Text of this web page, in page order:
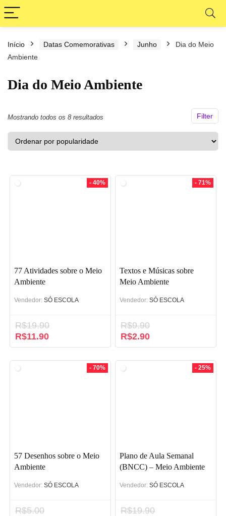
Início Datas Comemorativas Junho
Dia do Meio
Ambiente
Dia do Meio Ambiente
Filter
Mostrando todos os 8 resultados
por
- 40%
77 Atividades sobre o Meio
Ambiente
Vendedor: SÓ ESCOLA
R$19.90
O
preço
R$11.90O
preço
- 71%
Textos e Músicas sobre
Meio Ambiente
Vendedor: SÓ ESCOLA
R$9.90
O
preço
R$2.90O
preço
- 70%
57 Desenhos sobre o Meio
Ambiente
Vendedor: SÓ ESCOLA
R$5.00
- 25%
Plano de Aula Semanal
(BNCC) – Meio Ambiente
Vendedor: SÓ ESCOLA
R$19.90